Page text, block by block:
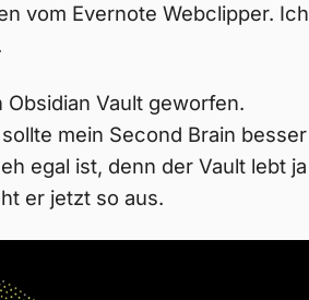
vom Evernote Webclipper. Ich
Vault geworfen.
mein Second Brain besser
egal ist, denn der Vault lebt ja
er jetzt so aus.